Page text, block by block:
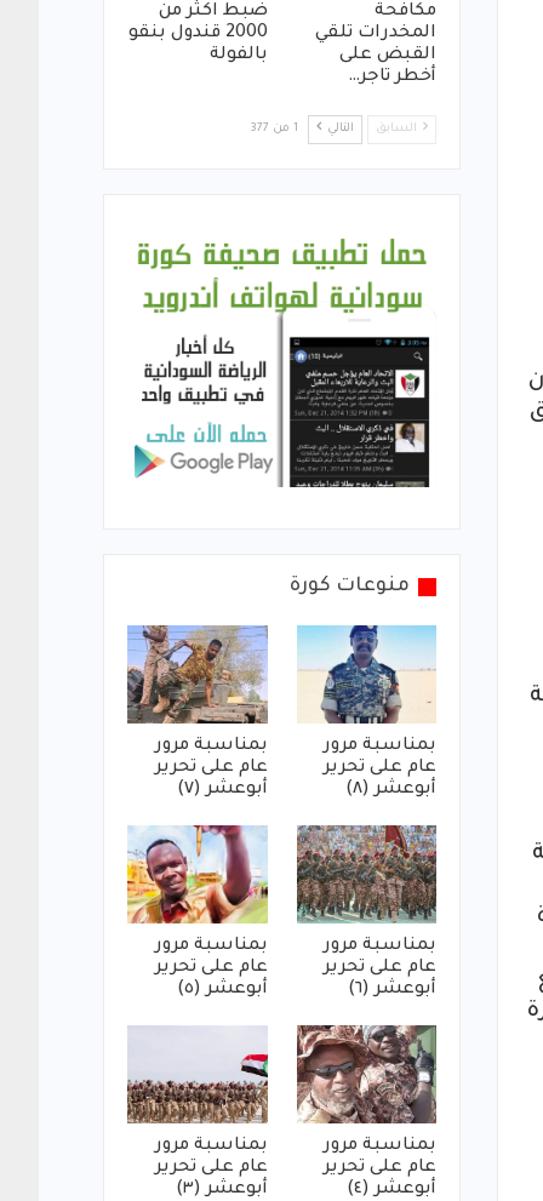
مكافحة
المخدرات تلقي
القبض على
أخطر تاجر…
ضبط اكثر من
2000 قندول بنقو
بالفولة
السابق التالي 1 من 377
منوعات كورة
بمناسبة مرور
عام على تحرير
أبوعشر (٨)
بمناسبة مرور
عام على تحرير
أبوعشر (٧)
بمناسبة مرور
عام على تحرير
أبوعشر (٦)
بمناسبة مرور
عام على تحرير
أبوعشر (٥)
بمناسبة مرور
عام على تحرير
أبوعشر (٤)
بمناسبة مرور
عام على تحرير
أبوعشر (٣)